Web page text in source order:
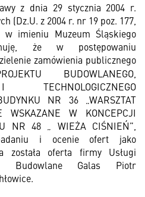
z dnia 29 stycznia 2004 r.
(Dz.U. z 2004 r. nr 19 poz. 177,
w imieniu Muzeum Śląskiego
że w postępowaniu
zamówienia publicznego
BUDOWLANEGO,
TECHNOLOGICZNEGO
NR 36 „WARSZTAT
WSKAZANE W KONCEPCJI
NR 48 „ WIEŻA CIŚNIEŃ”
i ocenie ofert jako
została oferta firmy Usługi
i Budowlane Galas Piotr